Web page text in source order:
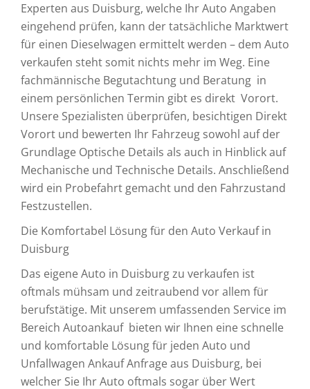
Experten aus Duisburg, welche Ihr Auto Angaben
eingehend prüfen, kann der tatsächliche Marktwert
für einen Dieselwagen ermittelt werden – dem Auto
verkaufen steht somit nichts mehr im Weg. Eine
fachmännische Begutachtung und Beratung in
einem persönlichen Termin gibt es direkt Vorort.
Unsere Spezialisten überprüfen, besichtigen Direkt
Vorort und bewerten Ihr Fahrzeug sowohl auf der
Grundlage Optische Details als auch in Hinblick auf
Mechanische und Technische Details. Anschließend
wird ein Probefahrt gemacht und den Fahrzustand
Festzustellen.
Die Komfortabel Lösung für den Auto Verkauf in
Duisburg
Das eigene Auto in Duisburg zu verkaufen ist
oftmals mühsam und zeitraubend vor allem für
berufstätige. Mit unserem umfassenden Service im
Bereich Autoankauf bieten wir Ihnen eine schnelle
und komfortable Lösung für jeden Auto und
Unfallwagen Ankauf Anfrage aus Duisburg, bei
welcher Sie Ihr Auto oftmals sogar über Wert